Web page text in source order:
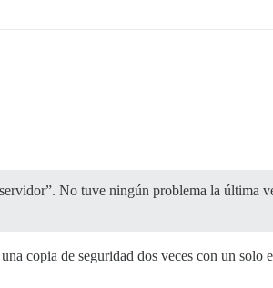
No tuve ningún problema la última
copia de seguridad dos veces con un